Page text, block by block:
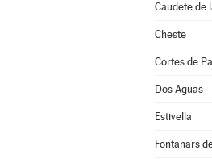
Caudete de
Cheste
Cortes de
Dos Aguas
Estivella
Fontanars